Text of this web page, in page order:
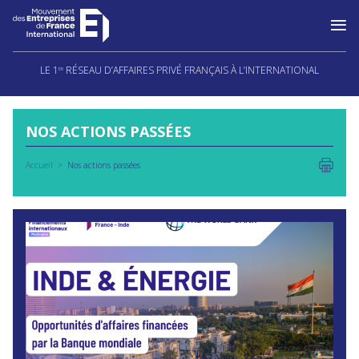
Aller
LE 1 ER RÉSEAU D’AFFAIRES PRIVÉ FRANÇAIS À L’INTERNATIONAL
NOS ACTIONS PASSÉES
Accueil Nos actions passées